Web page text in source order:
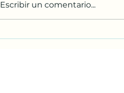
DIALOGO DEL PAPA CON
Escribir un comentario...